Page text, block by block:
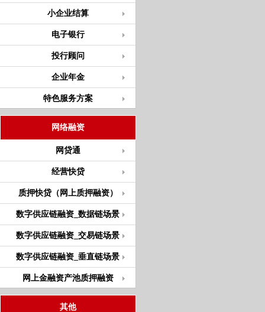
小企业结算
电子银行
投行顾问
企业年金
特色服务方案
网络融资
网贷通
经营快贷
质押快贷（网上质押融资）
数字供应链融资_数据链场景
数字供应链融资_交易链场景
数字供应链融资_垂直链场景
网上金融资产池质押融资
其他